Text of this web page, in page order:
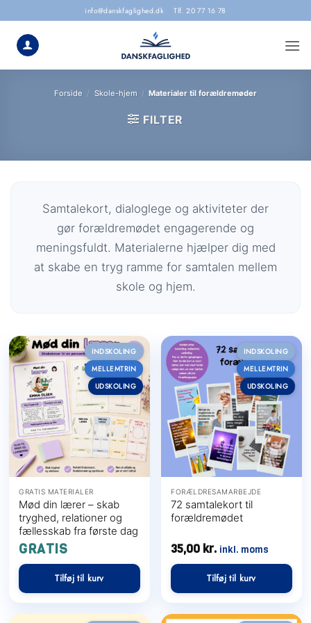
content
info@danskfaglighed.dk Tlf. 20 77 16 78
Forside / Skole-hjem / Materialer til forældremøder
FILTER
Samtalekort, dialoglege og aktiviteter der
gør forældremødet engagerende og
meningsfuldt. Materialerne hjælper dig med
at skabe en tryg ramme for samtalen mellem
skole og hjem.
INDSKOLING
MELLEMTRIN
UDSKOLING
GRATIS MATERIALER
Mød din lærer – skab
tryghed, relationer og
fællesskab fra første dag
GRATIS
Tilføj til kurv
INDSKOLING
MELLEMTRIN
UDSKOLING
FORÆLDRESAMARBEJDE
72 samtalekort til
forældremødet
35,00 kr. inkl. moms
Tilføj til kurv